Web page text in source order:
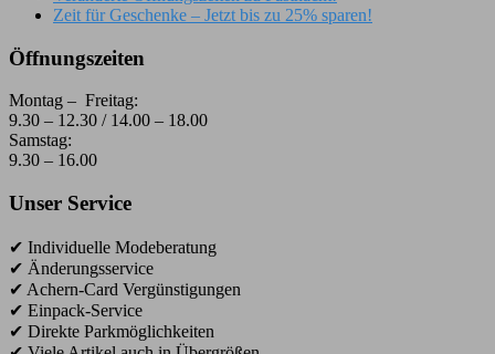
Zeit für Geschenke – Jetzt bis zu 25% sparen!
Öffnungszeiten
Montag – Freitag:
9.30 – 12.30 / 14.00 – 18.00
Samstag:
9.30 – 16.00
Unser Service
✔ Individuelle Modeberatung
✔ Änderungsservice
✔ Achern-Card Vergünstigungen
✔ Einpack-Service
✔ Direkte Parkmöglichkeiten